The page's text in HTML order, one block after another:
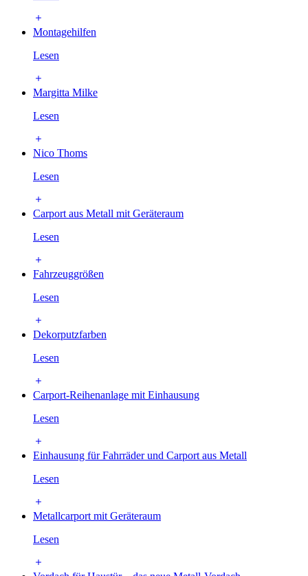
Montagehilfen
Lesen
Margitta Milke
Lesen
Nico Thoms
Lesen
Carport aus Metall mit Geräteraum
Lesen
Fahrzeuggrößen
Lesen
Dekorputzfarben
Lesen
Carport-Reihenanlage mit Einhausung
Lesen
Einhausung für Fahrräder und Carport aus Metall
Lesen
Metallcarport mit Geräteraum
Lesen